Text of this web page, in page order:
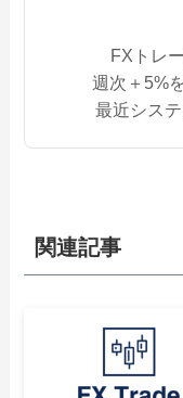
FXトレ
週次＋5%
最近シス
関連記事